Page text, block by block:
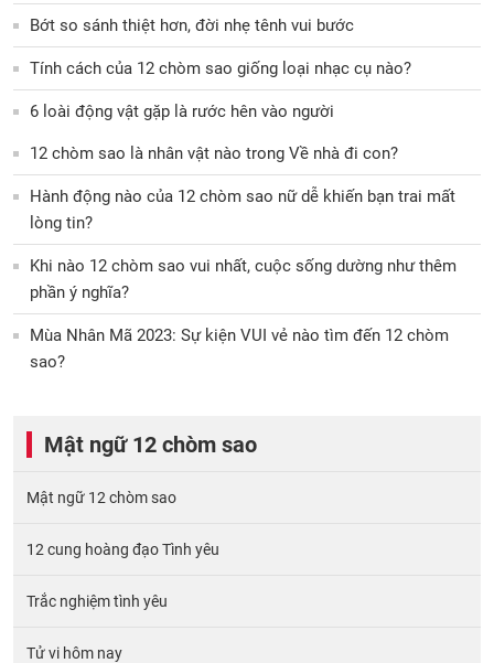
Bớt so sánh thiệt hơn, đời nhẹ tênh vui bước
Tính cách của 12 chòm sao giống loại nhạc cụ nào?
6 loài động vật gặp là rước hên vào người
12 chòm sao là nhân vật nào trong Về nhà đi con?
Hành động nào của 12 chòm sao nữ dễ khiến bạn trai mất
lòng tin?
Khi nào 12 chòm sao vui nhất, cuộc sống dường như thêm
phần ý nghĩa?
Mùa Nhân Mã 2023: Sự kiện VUI vẻ nào tìm đến 12 chòm
sao?
Mật ngữ 12 chòm sao
Mật ngữ 12 chòm sao
12 cung hoàng đạo Tình yêu
Trắc nghiệm tình yêu
Tử vi hôm nay